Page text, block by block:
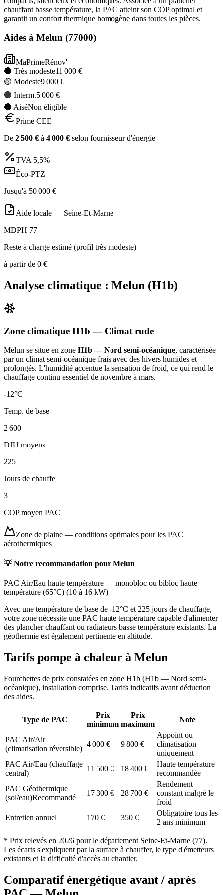
chauffant basse température, la PAC atteint son COP optimal et
garantit un confort thermique homogène dans toutes les pièces.
Aides à Melun (77000)
MaPrimeRénov'
🔵 Très modeste11 000 €
🟡 Modeste9 000 €
🟣 Interm.5 000 €
🔴 AiséNon éligible
Prime CEE
De 2 500 € à 4 000 € selon fournisseur d'énergie
TVA 5,5%
Éco-PTZ
Jusqu'à 50 000 €
Aide locale — Seine-Et-Marne
MDPH 77
Reste à charge estimé (profil très modeste)
à partir de 0 €
Analyse climatique : Melun (H1b)
Zone climatique H1b — Climat rude
Melun se situe en zone H1b — Nord semi-océanique, caractérisée
par un climat semi-océanique frais avec des hivers humides et
prolongés. L'humidité accentue la sensation de froid, ce qui rend le
chauffage continu essentiel de novembre à mars.
-12°C
Temp. de base
2 600
DJU moyens
225
Jours de chauffe
3
COP moyen PAC
Zone de plaine — conditions optimales pour les PAC
aérothermiques
💡 Notre recommandation pour Melun
PAC Air/Eau haute température — monobloc ou bibloc haute
température (65°C) (10 à 16 kW)
Avec une température de base de -12°C et 225 jours de chauffage,
votre zone nécessite une PAC haute température capable d'alimenter
des plancher chauffant ou radiateurs basse température existants. La
géothermie est également pertinente en altitude.
Tarifs pompe à chaleur à Melun
Fourchettes de prix constatées en zone H1b (H1b — Nord semi-
océanique), installation comprise. Tarifs indicatifs avant déduction
des aides.
Type de PAC
Prix
minimum
Prix
maximum
Note
PAC Air/Air
(climatisation réversible)
4 000 € 9 800 €
Appoint ou
climatisation
uniquement
PAC Air/Eau (chauffage
central)
11 500 € 18 400 €
Haute température
recommandée
PAC Géothermique
(sol/eau)Recommandé
17 300 € 28 700 €
Rendement
constant malgré le
froid
Entretien annuel
170 € 350 €
Obligatoire tous les
2 ans minimum
* Prix relevés en 2026 pour le département Seine-Et-Marne (77).
Les écarts s'expliquent par la surface à chauffer, le type d'émetteurs
existants et la difficulté d'accès au chantier.
Comparatif énergétique avant / après